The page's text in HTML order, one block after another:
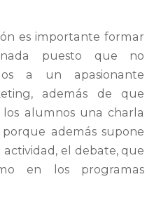
es importante formar
puesto que no
a un apasionante
además de que
alumnos una charla
además supone
el debate, que
en los programas